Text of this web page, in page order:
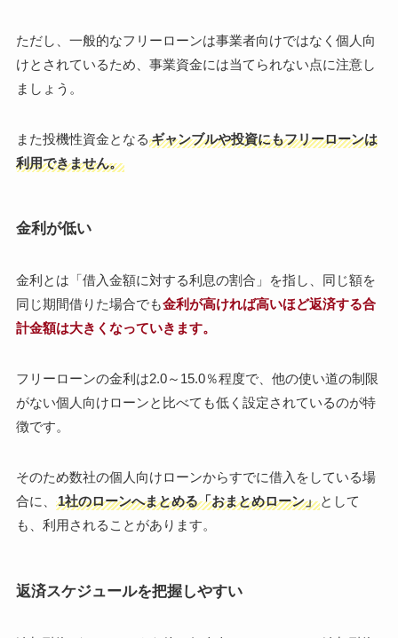
ただし、一般的なフリーローンは事業者向けではなく個人向
けとされているため、事業資金には当てられない点に注意し
ましょう。
また投機性資金となる ギャンブルや投資にもフリーローンは
利用できません。
金利が低い
金利とは「借入金額に対する利息の割合」を指し、同じ額を
同じ期間借りた場合でも金利が高ければ高いほど返済する合
計金額は大きくなっていきます。
フリーローンの金利は2.0～15.0％程度で、他の使い道の制限
がない個人向けローンと比べても低く設定されているのが特
徴です。
そのため数社の個人向けローンからすでに借入をしている場
合に、
1社のローンへまとめる「おまとめローン」として
も、利用されることがあります。
返済スケジュールを把握しやすい